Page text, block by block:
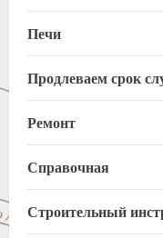
Печи
Продлеваем срок
Ремонт
Справочная
Строительный